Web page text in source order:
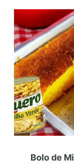
Bolo de